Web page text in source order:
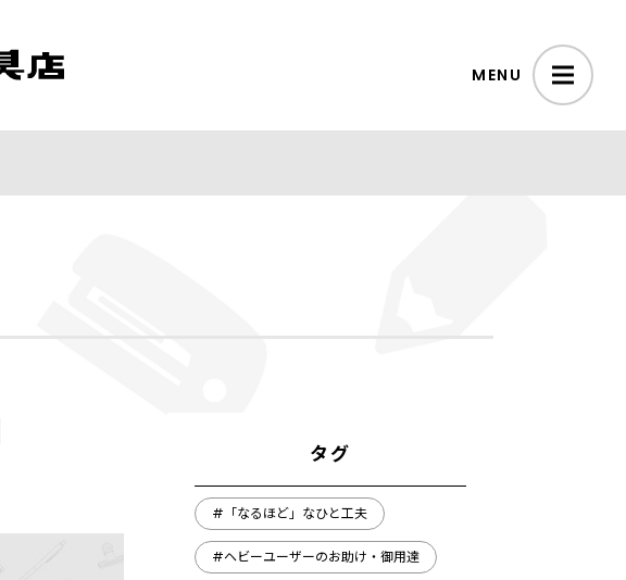
MENU
タグ
#「なるほど」なひと工夫
#ヘビーユーザーのお助け・御用達